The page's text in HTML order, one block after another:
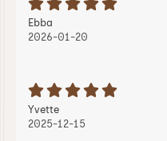
Betyg: 5 Stjärnor av
Recension av:
Ebba
2026-01-20
Betyg: 5 Stjärnor av
Recension av:
Yvette, 2025-12-15
, 2025-12-15
2025-12-15